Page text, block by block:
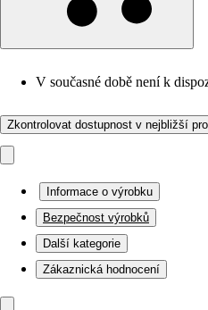
V současné době není k
Zkontrolovat dostupnost v nejbližší
Informace o výrobku
Bezpečnost výrobků
Další kategorie
Zákaznická hodnocení